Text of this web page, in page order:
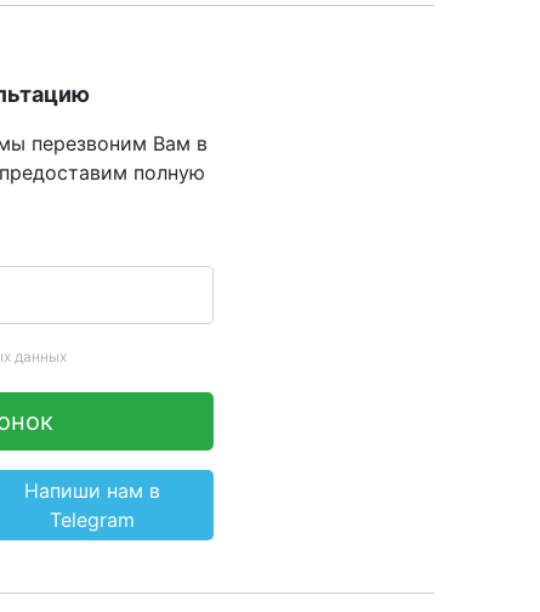
перезвоним Вам в
полную
данных
Напиши нам в
Telegram